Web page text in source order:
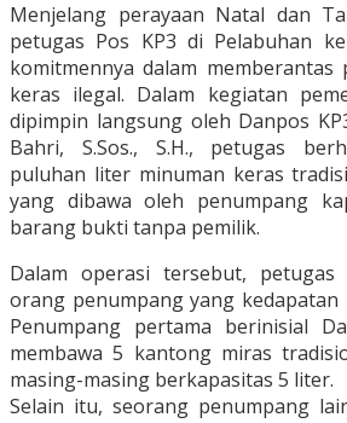
Menjelang perayaan Natal dan
petugas Pos KP3 di Pelabuhan
komitmennya dalam memberantas
keras ilegal. Dalam kegiatan
dipimpin langsung oleh Danpos
Bahri, S.Sos., S.H., petugas
puluhan liter minuman keras
yang dibawa oleh penumpang
barang bukti tanpa pemilik.
Dalam operasi tersebut, petugas
orang penumpang yang kedapatan
Penumpang pertama berinisial
membawa 5 kantong miras
masing-masing berkapasitas 5 liter.
Selain itu, seorang penumpang